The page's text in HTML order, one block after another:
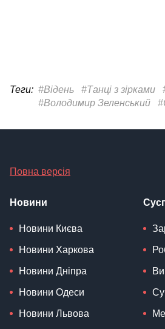
Теги: #Відень #Танці з зірками
#Володимир Зеленський
Повна версія
Новини
Новини Києва
Новини Харкова
Новини Дніпра
Новини Одеси
Новини Львова